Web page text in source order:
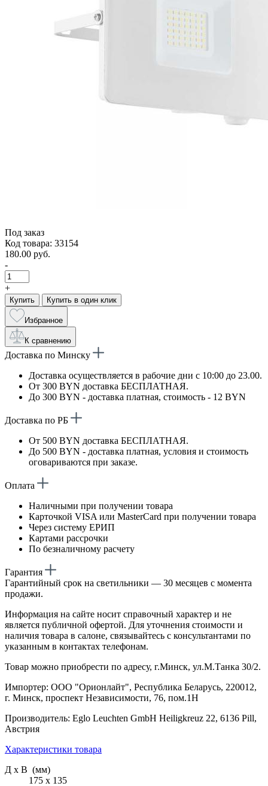
Под заказ
Код товара: 33154
180.00 руб.
-
+
Купить Купить в один клик
Избранное
К сравнению
Доставка по Минску
Доставка осуществляется в рабочие дни с 10:00 до 23.00.
От 300 BYN доставка БЕСПЛАТНАЯ.
До 300 BYN - доставка платная, стоимость - 12 BYN
Доставка по РБ
От 500 BYN доставка БЕСПЛАТНАЯ.
До 500 BYN - доставка платная, условия и стоимость
оговариваются при заказе.
Оплата
Наличными при получении товара
Карточкой VISA или MasterCard при получении товара
Через систему ЕРИП
Картами рассрочки
По безналичному расчету
Гарантия
Гарантийный срок на светильники — 30 месяцев с момента
продажи.
Информация на сайте носит справочный характер и не
является публичной офертой. Для уточнения стоимости и
наличия товара в салоне, связывайтесь с консультантами по
указанным в контактах телефонам.
Товар можно приобрести по адресу, г.Минск, ул.М.Танка 30/2.
Импортер: ООО "Орионлайт", Республика Беларусь, 220012,
г. Минск, проспект Независимости, 76, пом.1Н
Производитель: Eglo Leuchten GmbH Heiligkreuz 22, 6136 Pill,
Австрия
Характеристики товара
Д х В (мм)
175 х 135